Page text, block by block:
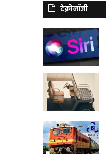
टेक्नोलॉजी